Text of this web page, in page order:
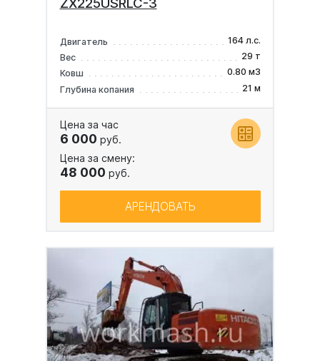
Двигатель
164 л.с.
Вес
29 т
Ковш
0.80 м3
Глубина копания
21 м
Цена за час
6 000 руб.
Цена за смену:
48 000 руб.
АРЕНДОВАТЬ